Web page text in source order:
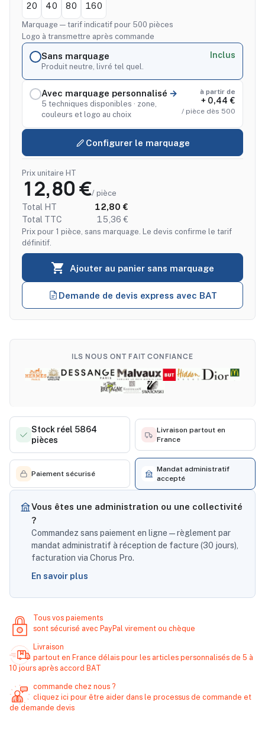
20 40 80 160
Marquage — tarif indicatif pour 500 pièces
Logo à transmettre après commande
Sans marquage
Produit neutre, livré tel quel.
Inclus
Avec marquage personnalisé
5 techniques disponibles · zone,
couleurs et logo au choix
à partir de
+ 0,44 €
/ pièce dès 500
Configurer le marquage
Prix unitaire HT
12,80 €/ pièce
Total HT
12,80 €
Total TTC
15,36 €
Prix pour 1 pièce, sans marquage. Le devis confirme le tarif
définitif.
 Ajouter au panier sans marquage
Demande de devis express avec BAT
ILS NOUS ONT FAIT CONFIANCE
Stock réel 5864
pièces
Livraison partout en
France
Paiement sécurisé
Mandat administratif
accepté
Vous êtes une administration ou une collectivité
?
Commandez sans paiement en ligne — règlement par
mandat administratif à réception de facture (30 jours),
facturation via Chorus Pro.
En savoir plus
Tous vos paiements
sont sécurisé avec PayPal virement ou chèque
Livraison
partout en France délais pour les articles personnalisés de 5 à
10 jours après accord BAT
commande chez nous ?
cliquez ici pour être aider dans le processus de commande et
de demande devis